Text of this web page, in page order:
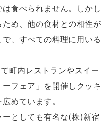
食べられません。しかし
め、他の食材との相性が
、すべての料理に用いる
町内レストランやスイー
フェア」を開催しクッキ
めています。
としても有名な(株)新宿